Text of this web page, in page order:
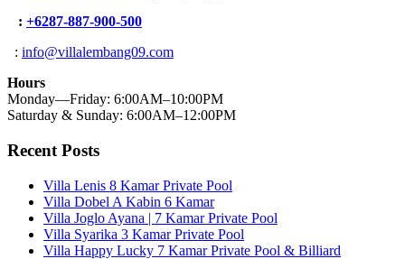
: +6287-887-900-500
: info@villalembang09.com
Hours
Monday—Friday: 6:00AM–10:00PM
Saturday & Sunday: 6:00AM–12:00PM
Recent Posts
Villa Lenis 8 Kamar Private Pool
Villa Dobel A Kabin 6 Kamar
Villa Joglo Ayana | 7 Kamar Private Pool
Villa Syarika 3 Kamar Private Pool
Villa Happy Lucky 7 Kamar Private Pool & Billiard